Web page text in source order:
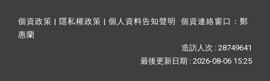
個資政策 | 隱私權政策 | 個人資料告知聲明 個資連絡窗口： 鄭
惠蘭
造訪人次 : 28749641
最後更新日期 :2026-08-06 15:25